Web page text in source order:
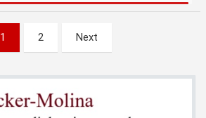
1 2 Next